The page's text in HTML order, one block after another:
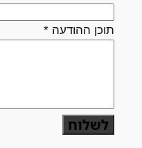
תוכן ההודעה *
לשלוח